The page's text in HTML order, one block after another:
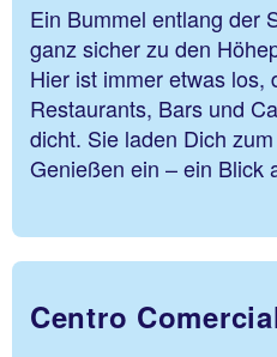
Ein Bummel entlang der
ganz sicher zu den
Hier ist immer etwas los,
Restaurants, Bars und
dicht. Sie laden Dich
Genießen ein – ein Blick
Centro